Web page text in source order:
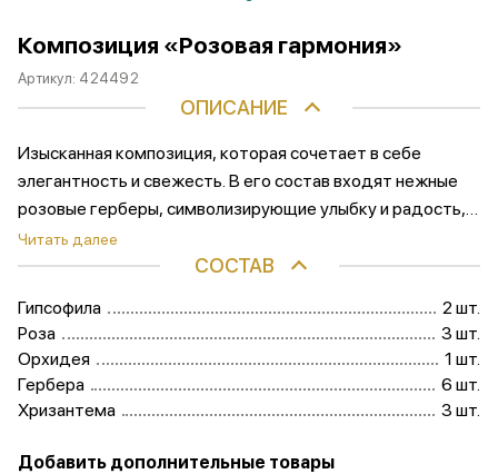
Композиция «Розовая гармония»
Артикул: 424492
ОПИСАНИЕ
Изысканная композиция, которая сочетает в себе
элегантность и свежесть. В его состав входят нежные
розовые герберы, символизирующие улыбку и радость,
белоснежные розы, которые добавляют композиции
изысканности, экзотическая орхидея, подчеркивающая
гипсофила, создающие ощущение легкости и
воздушности.
Читать далее
СОСТАВ
Гипсофила
2 шт.
Роза
3 шт.
Орхидея
1 шт.
Гербера
6 шт.
Хризантема
3 шт.
Добавить дополнительные товары